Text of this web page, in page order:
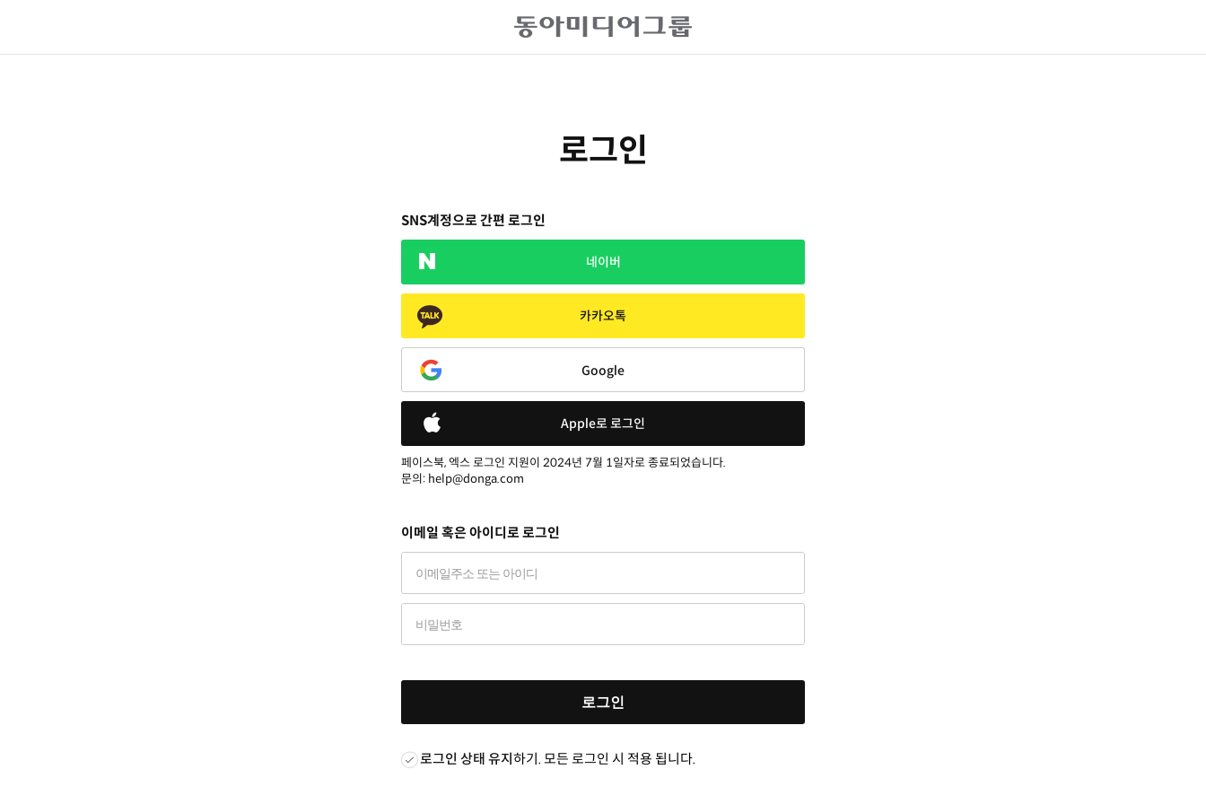
로그인
SNS계정으로 간편 로그인
네이버
카카오톡
Google
Apple로 로그인
페이스북, 엑스 로그인 지원이 2024년 7월 1일자로 종료되었습니다.
문의: help@donga.com
이메일 혹은 아이디로 로그인
로그인
로그인 상태 유지하기. 모든 로그인 시 적용 됩니다.